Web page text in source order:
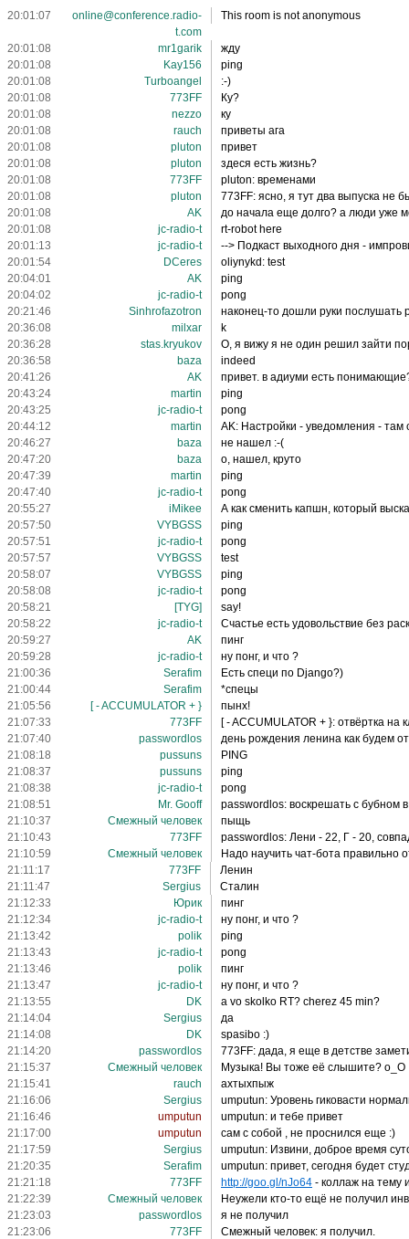
20:01:07
online@conference.radio-
t.com
This room is not anonymous
20:01:08 mr1garik
жду
20:01:08
Kay156
ping
20:01:08
Turboangel
:-)
20:01:08
773FF
Ку?
20:01:08
nezzo
ку
20:01:08
rauch
приветы ага
20:01:08
pluton
привет
20:01:08
pluton
здеся есть жизнь?
20:01:08
773FF
pluton: временами
20:01:08
pluton
773FF: ясно, я тут два выпуска не
20:01:08
AK
до начала еще долго? а люди уже
20:01:08
jc-radio-t
rt-robot here
20:01:13
jc-radio-t
--> Подкаст выходного дня -
20:01:54
DCeres
oliynykd: test
20:04:01
AK
ping
20:04:02
jc-radio-t
pong
20:21:46
Sinhrofazotron
наконец-то дошли руки послушать
20:36:08
milxar
k
20:36:28
stas.kryukov
О, я вижу я не один решил зайти
20:36:58
baza
indeed
20:41:26
AK
привет. в адиуми есть
20:43:24
martin
ping
20:43:25
jc-radio-t
pong
20:44:12
martin
AK: Настройки - уведомления - там
20:46:27
baza
не нашел :-(
20:47:20
baza
о, нашел, круто
20:47:39
martin
ping
20:47:40
jc-radio-t
pong
20:55:27
iMikee
А как сменить капшн, который
20:57:50
VYBGSS
ping
20:57:51
jc-radio-t
pong
20:57:57
VYBGSS
test
20:58:07
VYBGSS
ping
20:58:08
jc-radio-t
pong
20:58:21
[TYG]
say!
20:58:22
jc-radio-t
Счастье есть удовольствие без
20:59:27
AK
пинг
20:59:28
jc-radio-t
ну понг, и что ?
21:00:36
Serafim
Есть специ по Django?)
21:00:44
Serafim
*спецы
21:05:56
[ - ACCUMULATOR + }
пынх!
21:07:33
773FF
[ - ACCUMULATOR + }: отвёртка на
21:07:40
passwordlos
день рождения ленина как будем
21:08:18
pussuns
PING
21:08:37
pussuns
ping
21:08:38
jc-radio-t
pong
21:08:51
Mr. Gooff
passwordlos: воскрешать с бубном в
21:10:37
Смежный человек
пыщь
21:10:43
773FF
passwordlos: Лени - 22, Г - 20,
21:10:59
Смежный человек
Надо научить чат-бота правильно
21:11:17
773FF
Ленин
21:11:47
Sergius
Сталин
21:12:33
Юрик
пинг
21:12:34
jc-radio-t
ну понг, и что ?
21:13:42
polik
ping
21:13:43
jc-radio-t
pong
21:13:46
polik
пинг
21:13:47
jc-radio-t
ну понг, и что ?
21:13:55
DK
a vo skolko RT? cherez 45 min?
21:14:04
Sergius
да
21:14:08
DK
spasibo :)
21:14:20
passwordlos
773FF: дада, я еще в детстве
21:15:37
Смежный человек
Музыка! Вы тоже её слышите? о_О
21:15:41
rauch
ахтыхпыж
21:16:06
Sergius
umputun: Уровень гиковасти
21:16:46
umputun
umputun: и тебе привет
21:17:00
umputun
сам с собой , не проснился еще :)
21:17:59
Sergius
umputun: Извини, доброе время
21:20:35
Serafim
umputun: привет, сегодня будет
21:21:18
773FF http://goo.gl/nJo64 - коллаж на тему
21:22:39
Смежный человек
Неужели кто-то ещё не получил
21:23:03
passwordlos
я не получил
21:23:06
773FF
Смежный человек: я получил.